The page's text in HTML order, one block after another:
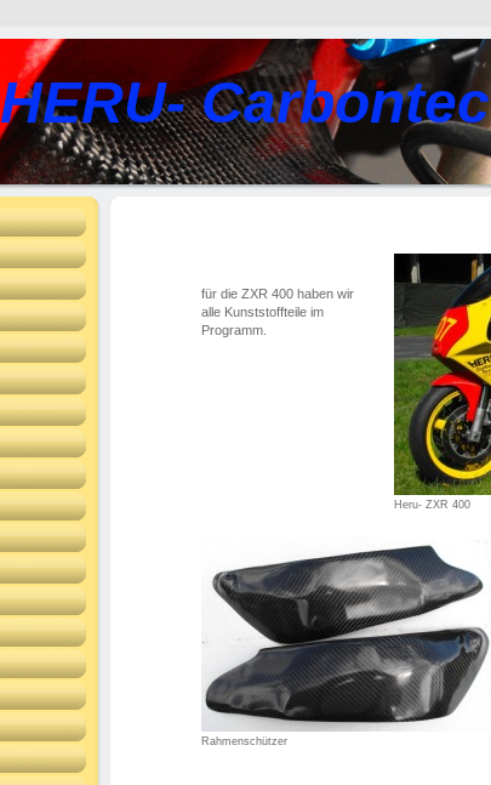
HERU- Carbontec
Heru- ZXR 400
für die ZXR 400 haben wir
alle Kunststoffteile im
Programm.
Rahmenschützer